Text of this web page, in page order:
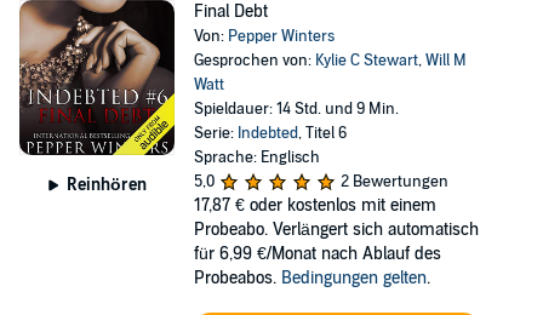
Reinhören
Final Debt
Von: Pepper Winters
Gesprochen von: Kylie C Stewart,Will M
Watt
Spieldauer: 14 Std. und 9 Min.
Serie: Indebted, Titel 6
Sprache: Englisch
5,0
2 Bewertungen
17,87 € oder kostenlos mit einem
Probeabo. Verlängert sich automatisch
für 6,99 €/Monat nach Ablauf des
Probeabos. Bedingungen gelten.